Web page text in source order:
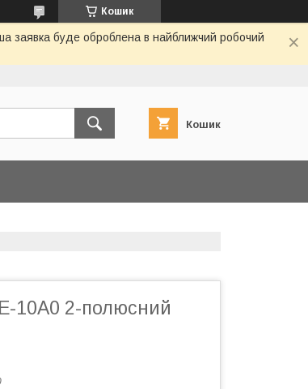
Кошик
заявка буде оброблена в найближчий робочий
Кошик
10A0 2-полюсний